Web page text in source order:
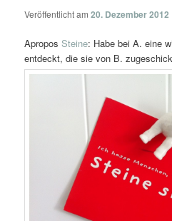
Veröffentlicht am20. Dezember 2012
AproposSteine: Habe bei A. eine
entdeckt, die sie von B.